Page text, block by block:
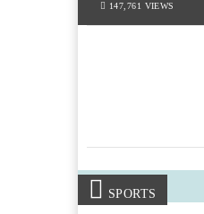
147,761 VIEWS
SPORTS